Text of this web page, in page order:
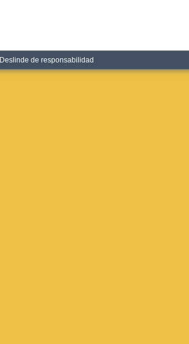
Deslinde de responsabilidad